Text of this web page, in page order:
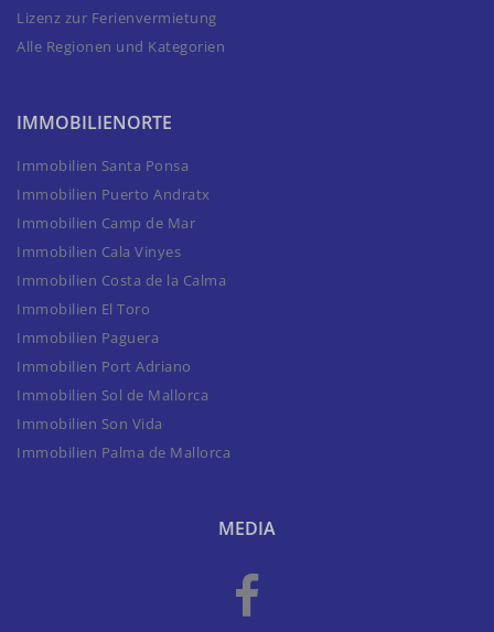
Lizenz zur Ferienvermietung
Alle Regionen und Kategorien
IMMOBILIENORTE
Immobilien Santa Ponsa
Immobilien Puerto Andratx
Immobilien Camp de Mar
Immobilien Cala Vinyes
Immobilien Costa de la Calma
Immobilien El Toro
Immobilien Paguera
Immobilien Port Adriano
Immobilien Sol de Mallorca
Immobilien Son Vida
Immobilien Palma de Mallorca
MEDIA